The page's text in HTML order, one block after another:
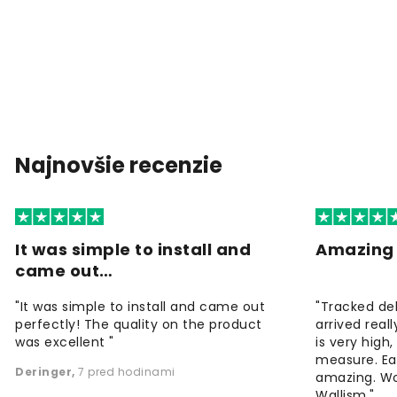
Najnovšie recenzie
It was simple to install and
came out…
"It was simple to install and came out
perfectly! The quality on the product
was excellent "
Deringer, 7 pred hodinami
"Tracked
arrived
is very
measure.
amazing.